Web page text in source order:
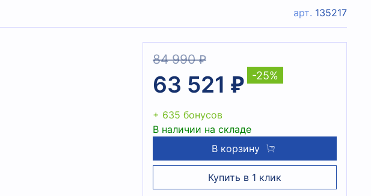
арт. 135217
84 990 ₽
63 521 ₽ -25%
+ 635 бонусов
В наличии на складе
В корзину
Купить в 1 клик